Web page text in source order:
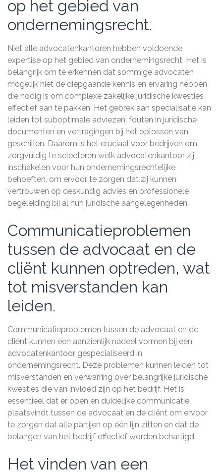
op het gebied van
ondernemingsrecht.
Niet alle advocatenkantoren hebben voldoende
expertise op het gebied van ondernemingsrecht. Het is
belangrijk om te erkennen dat sommige advocaten
mogelijk niet de diepgaande kennis en ervaring hebben
die nodig is om complexe zakelijke juridische kwesties
effectief aan te pakken. Het gebrek aan specialisatie kan
leiden tot suboptimale adviezen, fouten in juridische
documenten en vertragingen bij het oplossen van
geschillen. Daarom is het cruciaal voor bedrijven om
zorgvuldig te selecteren welk advocatenkantoor zij
inschakelen voor hun ondernemingsrechtelijke
behoeften, om ervoor te zorgen dat zij kunnen
vertrouwen op deskundig advies en professionele
begeleiding bij al hun juridische aangelegenheden.
Communicatieproblemen
tussen de advocaat en de
cliënt kunnen optreden, wat
tot misverstanden kan
leiden.
Communicatieproblemen tussen de advocaat en de
cliënt kunnen een aanzienlijk nadeel vormen bij een
advocatenkantoor gespecialiseerd in
ondernemingsrecht. Deze problemen kunnen leiden tot
misverstanden en verwarring over belangrijke juridische
kwesties die van invloed zijn op het bedrijf. Het is
essentieel dat er open en duidelijke communicatie
plaatsvindt tussen de advocaat en de cliënt om ervoor
te zorgen dat alle partijen op één lijn zitten en dat de
belangen van het bedrijf effectief worden behartigd.
Het vinden van een